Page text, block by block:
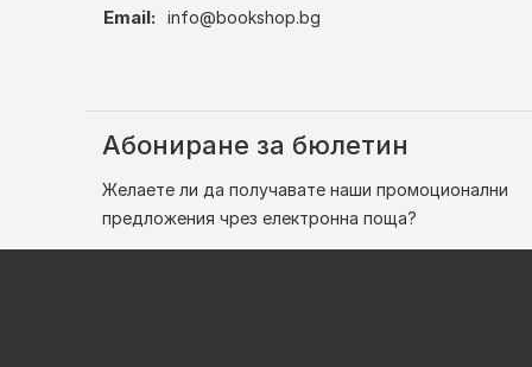
Email: info@bookshop.bg
Абониране за бюлетин
Желаете ли да получавате наши промоционални
предложения чрез електронна поща?